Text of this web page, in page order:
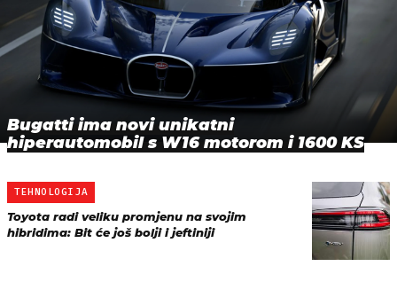
Bugatti ima novi unikatni
hiperautomobil s W16 motorom i 1600 KS
TEHNOLOGIJA
Toyota radi veliku promjenu na svojim
hibridima: Bit će još bolji i jeftiniji